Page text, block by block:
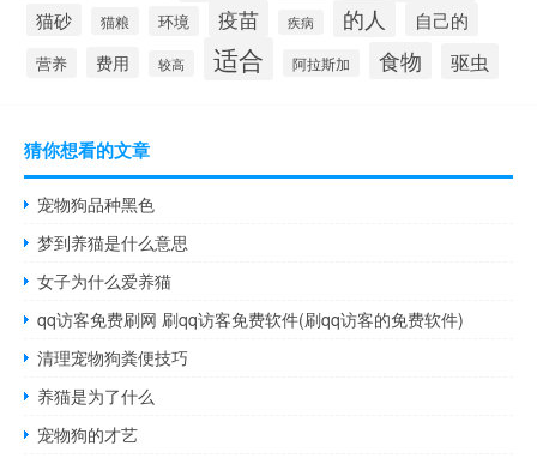
猫砂 猫粮 环境 疫苗 疾病 的人 自己的
营养 费用 较高 适合 阿拉斯加 食物 驱虫
猜你想看的文章
宠物狗品种黑色
梦到养猫是什么意思
女子为什么爱养猫
qq访客免费刷网 刷qq访客免费软件(刷qq访客的免费软件)
清理宠物狗粪便技巧
养猫是为了什么
宠物狗的才艺